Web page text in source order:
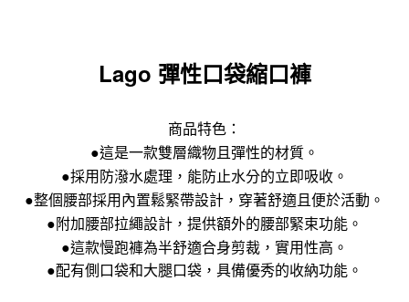
Lago 彈性口袋縮口褲
商品特色：
●這是一款雙層織物且彈性的材質。
●採用防潑水處理，能防止水分的立即吸收。
●整個腰部採用內置鬆緊帶設計，穿著舒適且便於活動。
●附加腰部拉繩設計，提供額外的腰部緊束功能。
●這款慢跑褲為半舒適合身剪裁，實用性高。
●配有側口袋和大腿口袋，具備優秀的收納功能。